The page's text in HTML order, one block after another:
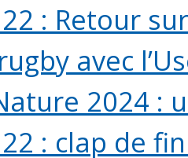
: Retour
avec
2024 :
: clap de